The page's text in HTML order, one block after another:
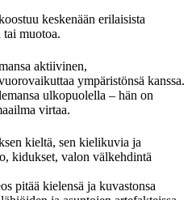
keskenään erilaisista
muotoa.
aktiivinen,
ympäristönsä kanssa.
ulkopuolella – hän on
virtaa.
kieltä, sen kielikuvia ja
kidukset, valon välkehdintä
pitää kielensä ja kuvastonsa